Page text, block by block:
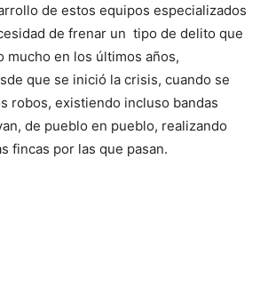
de estos equipos especializados
de frenar un tipo de delito que
mucho en los últimos años,
que se inició la crisis, cuando se
robos, existiendo incluso bandas
de pueblo en pueblo, realizando
fincas por las que pasan.